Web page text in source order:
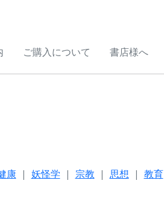
ご購入について 書店様へ
康 妖怪学 宗教 思想 教育